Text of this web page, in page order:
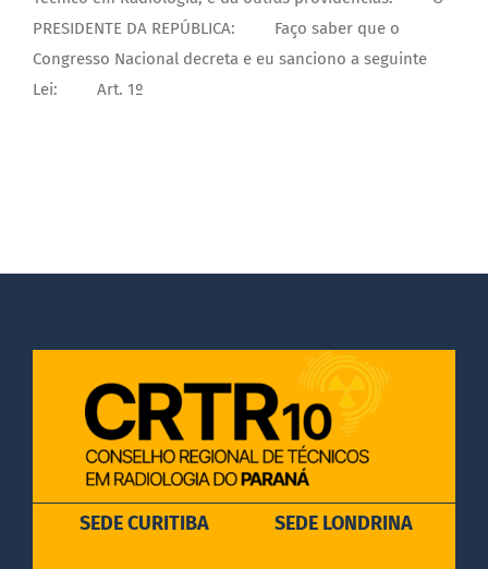
PRESIDENTE DA REPÚBLICA: Faço saber que o
Congresso Nacional decreta e eu sanciono a seguinte
Lei: Art. 1º
SEDE CURITIBA SEDE LONDRINA